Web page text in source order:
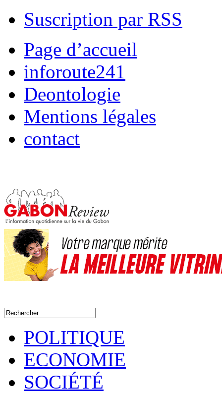
Suscription par RSS
Page d’accueil
inforoute241
Deontologie
Mentions légales
contact
POLITIQUE
ECONOMIE
SOCIÉTÉ